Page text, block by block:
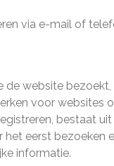
via e-mail of
website
voor
bestaat
eerst bezoeken
informatie.